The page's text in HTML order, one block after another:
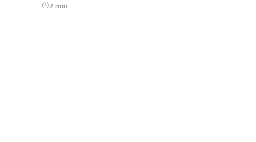
2 min.